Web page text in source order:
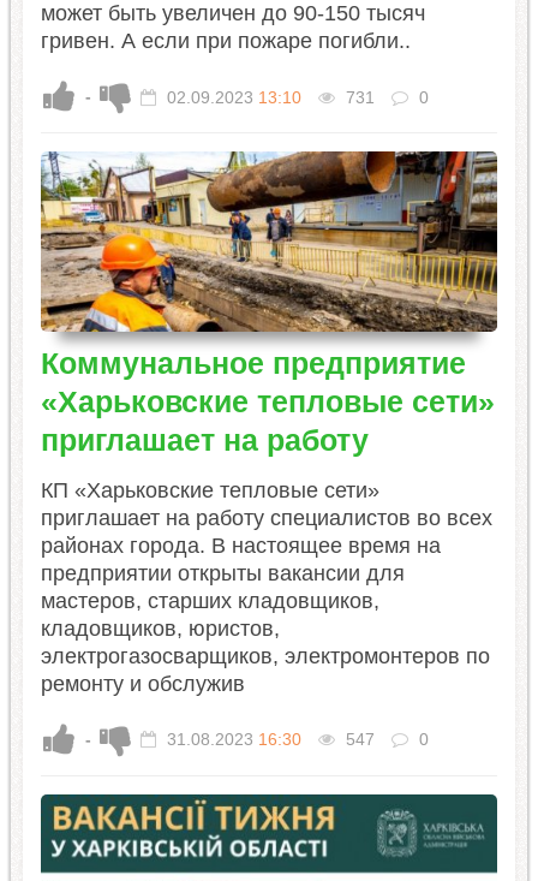
может быть увеличен до 90-150 тысяч
гривен. А если при пожаре погибли..
- 02.09.2023 13:10 731 0
Коммунальное предприятие
«Харьковские тепловые сети»
приглашает на работу
КП «Харьковские тепловые сети»
приглашает на работу специалистов во всех
районах города. В настоящее время на
предприятии открыты вакансии для
мастеров, старших кладовщиков,
кладовщиков, юристов,
электрогазосварщиков, электромонтеров по
ремонту и обслужив
- 31.08.2023 16:30 547 0